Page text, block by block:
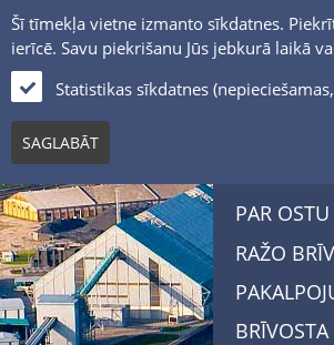
Šī tīmekļa vietne izmanto sīkdatnes.
ierīcē. Savu piekrišanu Jūs jebkurā laikā
Statistikas sīkdatnes
SAGLABĀT
PAR OSTU
RAŽO